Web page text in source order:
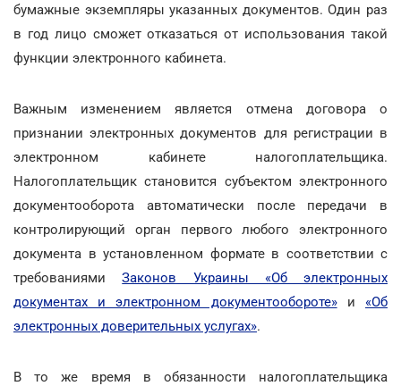
бумажные экземпляры указанных документов. Один раз
в год лицо сможет отказаться от использования такой
функции электронного кабинета.
Важным изменением является отмена договора о
признании электронных документов для регистрации в
электронном кабинете налогоплательщика.
Налогоплательщик становится субъектом электронного
документооборота автоматически после передачи в
контролирующий орган первого любого электронного
документа в установленном формате в соответствии с
требованиямиЗаконов Украины «Об электронных
документах и электронном документообороте»и «Об
электронных доверительных услугах».
В то же время в обязанности налогоплательщика